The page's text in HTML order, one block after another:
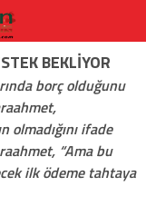
BEKLIYOR
borç olduğunu
olmadığını ifade
“Ama bu
ilk ödeme tahtaya